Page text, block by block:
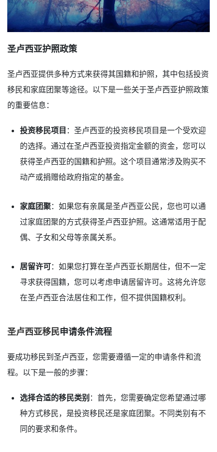
圣卢西亚护照政策
圣卢西亚提供多种方式来获得其国籍和护照，其中包括投资
移民和家庭团聚等途径。以下是一些关于圣卢西亚护照政策
的重要信息：
投资移民项目 ：圣卢西亚的投资移民项目是一个受欢迎
的选择。通过在圣卢西亚投资指定金额的资金，您可以
获得圣卢西亚的国籍和护照。这个项目通常涉及购买不
动产或捐赠给政府指定的基金。
家庭团聚：如果您有亲属是圣卢西亚公民，您也可以通
过家庭团聚的方式获得圣卢西亚护照。这通常适用于配
偶、子女和父母等亲属关系。
居留许可：如果您打算在圣卢西亚长期居住，但不一定
寻求获得国籍，您可以考虑申请居留许可。这将允许您
在圣卢西亚合法居住和工作，但不提供国籍权利。
圣卢西亚移民申请条件流程
要成功移民到圣卢西亚，您需要遵循一定的申请条件和流
程。以下是一般的步骤：
选择合适的移民类别 ：首先，您需要确定您希望通过哪
种方式移民，是投资移民还是家庭团聚。不同类别有不
同的要求和条件。